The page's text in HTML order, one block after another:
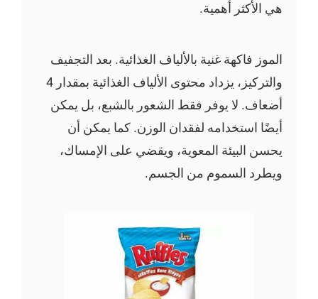
هي الأكثر أهمية.
الموز فاكهة غنية بالألياف الغذائية. بعد التجفيف
والتركيز، يزداد محتوى الألياف الغذائية بمقدار 4
أضعاف. لا يوفر فقط الشعور بالشبع، بل يمكن
أيضًا استخدامه لفقدان الوزن. كما يمكن أن
يحسن البيئة المعوية، ويقضي على الإمساك،
ويطرد السموم من الجسم.